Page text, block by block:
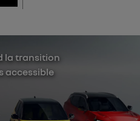
la transition
accessible